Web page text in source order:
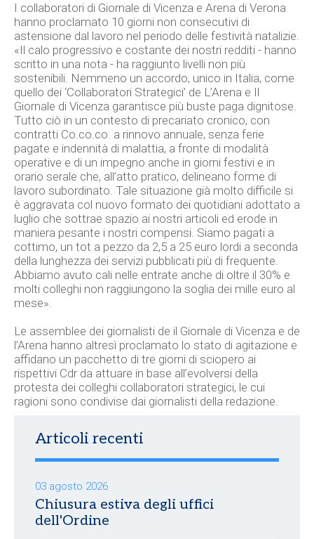
I collaboratori di Giornale di Vicenza e Arena di Verona
hanno proclamato 10 giorni non consecutivi di
astensione dal lavoro nel periodo delle festività natalizie.
«Il calo progressivo e costante dei nostri redditi - hanno
scritto in una nota - ha raggiunto livelli non più
sostenibili. Nemmeno un accordo, unico in Italia, come
quello dei ‘Collaboratori Strategici’ de L’Arena e Il
Giornale di Vicenza garantisce più buste paga dignitose.
Tutto ciò in un contesto di precariato cronico, con
contratti Co.co.co. a rinnovo annuale, senza ferie
pagate e indennità di malattia, a fronte di modalità
operative e di un impegno anche in giorni festivi e in
orario serale che, all’atto pratico, delineano forme di
lavoro subordinato. Tale situazione già molto difficile si
è aggravata col nuovo formato dei quotidiani adottato a
luglio che sottrae spazio ai nostri articoli ed erode in
maniera pesante i nostri compensi. Siamo pagati a
cottimo, un tot a pezzo da 2,5 a 25 euro lordi a seconda
della lunghezza dei servizi pubblicati più di frequente.
Abbiamo avuto cali nelle entrate anche di oltre il 30% e
molti colleghi non raggiungono la soglia dei mille euro al
mese».
Le assemblee dei giornalisti de il Giornale di Vicenza e de
l’Arena hanno altresì proclamato lo stato di agitazione e
affidano un pacchetto di tre giorni di sciopero ai
rispettivi Cdr da attuare in base all’evolversi della
protesta dei colleghi collaboratori strategici, le cui
ragioni sono condivise dai giornalisti della redazione.
Articoli recenti
03 agosto 2026
Chiusura estiva degli uffici
dell'Ordine